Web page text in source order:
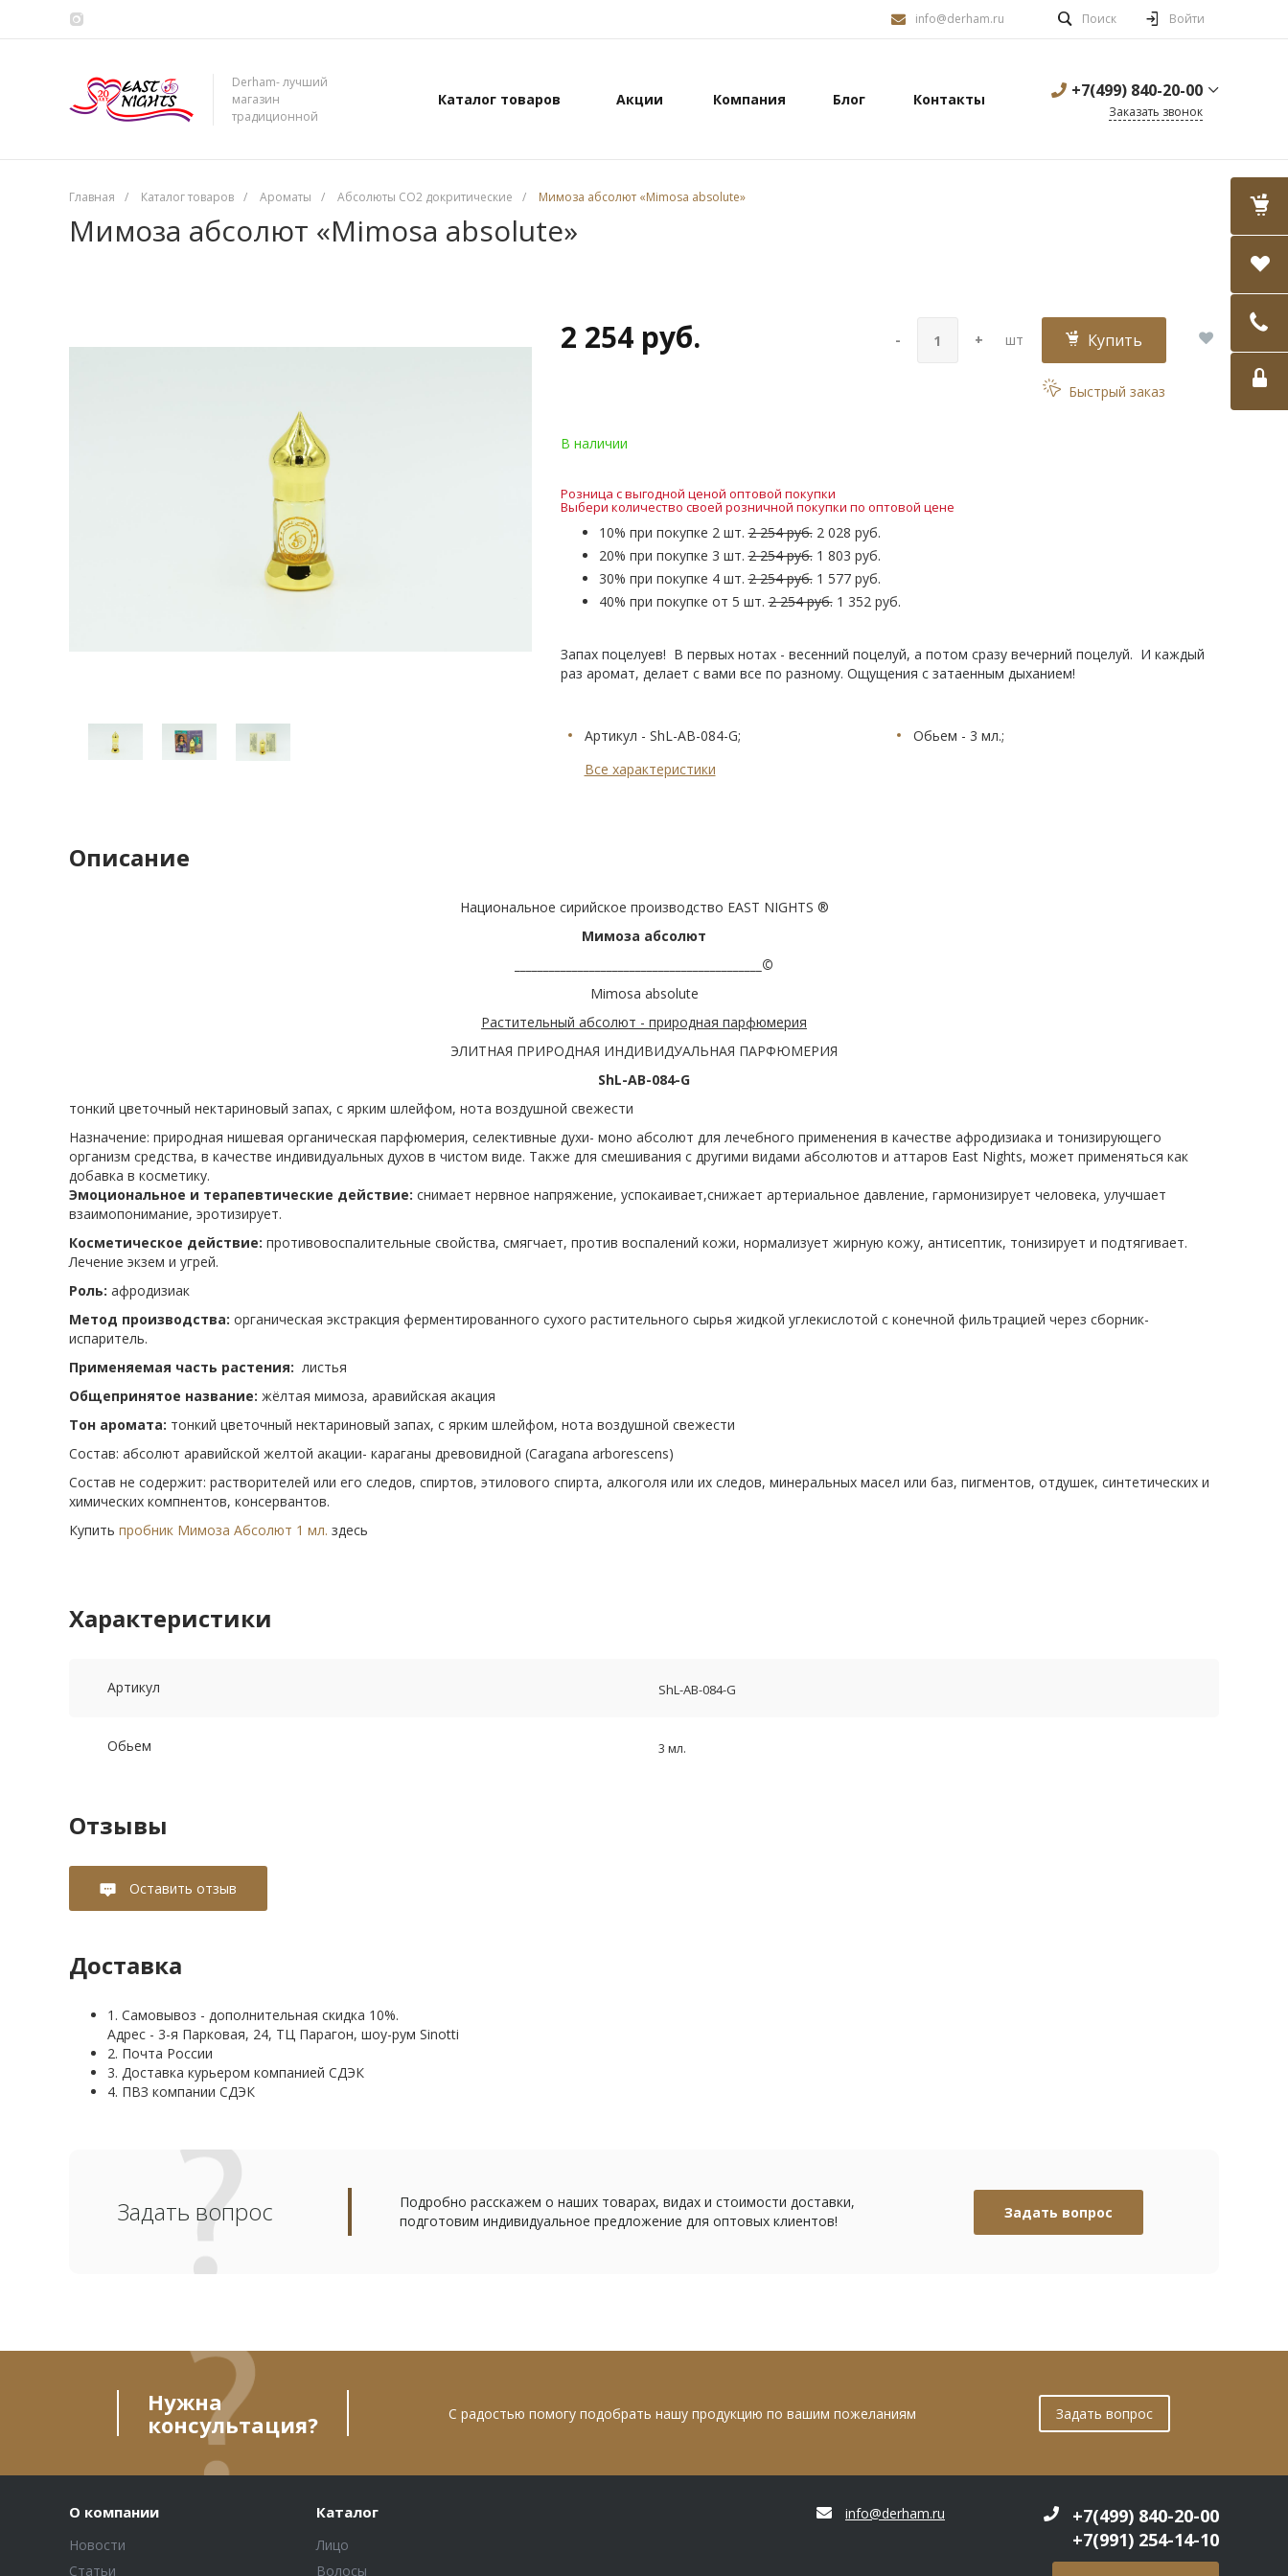
info@derham.ru Поиск Войти
Derham- лучший
магазин
традиционной
Каталог товаров Акции Компания Блог Контакты +7(499) 840-20-00
Заказать звонок
Главная / Каталог товаров / Ароматы / Абсолюты CO2 докритические / Мимоза абсолют «Mimosa absolute»
Мимоза абсолют «Mimosa absolute»
2 254 руб. - + шт Купить
Быстрый заказ
В наличии
Розница с выгодной ценой оптовой покупки
Выбери количество своей розничной покупки по оптовой цене
10% при покупке 2 шт.2 254 руб.2 028 руб.
20% при покупке 3 шт.2 254 руб.1 803 руб.
30% при покупке 4 шт.2 254 руб.1 577 руб.
40% при покупке от 5 шт.2 254 руб.1 352 руб.
Запах поцелуев! В первых нотах - весенний поцелуй, а потом сразу вечерний поцелуй. И каждый
раз аромат, делает с вами все по разному. Ощущения с затаенным дыханием!
Артикул - ShL-AB-084-G;
Обьем - 3 мл.;
Все характеристики
Описание
Национальное сирийское производство EAST NIGHTS ®
Мимоза абсолют
___________________________________________©
Mimosa absolute
Растительный абсолют - природная парфюмерия
ЭЛИТНАЯ ПРИРОДНАЯ ИНДИВИДУАЛЬНАЯ ПАРФЮМЕРИЯ
ShL-AB-084-G
тонкий цветочный нектариновый запах, с ярким шлейфом, нота воздушной свежести
Назначение: природная нишевая органическая парфюмерия, селективные духи- моно абсолют для лечебного применения в качестве афродизиака и тонизирующего
организм средства, в качестве индивидуальных духов в чистом виде. Также для смешивания с другими видами абсолютов и аттаров East Nights, может применяться как
добавка в косметику.
Эмоциональное и терапевтические действие: снимает нервное напряжение, успокаивает,снижает артериальное давление, гармонизирует человека, улучшает
взаимопонимание, эротизирует.
Косметическое действие: противовоспалительные свойства, смягчает, против воспалений кожи, нормализует жирную кожу, антисептик, тонизирует и подтягивает.
Лечение экзем и угрей.
Роль: афродизиак
Метод производства: органическая экстракция ферментированного сухого растительного сырья жидкой углекислотой с конечной фильтрацией через сборник-
испаритель.
Применяемая часть растения: листья
Общепринятое название: жёлтая мимоза, аравийская акация
Тон аромата: тонкий цветочный нектариновый запах, с ярким шлейфом, нота воздушной свежести
Состав: абсолют аравийской желтой акации- караганы древовидной (Caragana arborescens)
Состав не содержит: растворителей или его следов, спиртов, этилового спирта, алкоголя или их следов, минеральных масел или баз, пигментов, отдушек, синтетических и
химических компнентов, консервантов.
Купить пробник Мимоза Абсолют 1 мл. здесь
Характеристики
Артикул ShL-AB-084-G
Обьем 3 мл.
Отзывы
Оставить отзыв
Доставка
1. Самовывоз - дополнительная скидка 10%.
Адрес - 3-я Парковая, 24, ТЦ Парагон, шоу-рум Sinotti
2. Почта России
3. Доставка курьером компанией СДЭК
4. ПВЗ компании СДЭК
Задать вопрос
Подробно расскажем о наших товарах, видах и стоимости доставки,
подготовим индивидуальное предложение для оптовых клиентов!
Задать вопрос
Нужна
консультация?
С радостью помогу подобрать нашу продукцию по вашим пожеланиям Задать вопрос
О компании
Новости
Статьи
Каталог
Лицо
Волосы
info@derham.ru
+7(499) 840-20-00
+7(991) 254-14-10